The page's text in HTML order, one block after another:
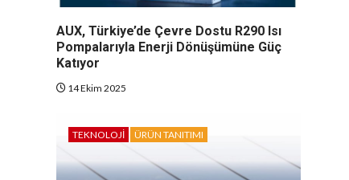
AUX, Türkiye’de Çevre Dostu R290 Isı
Pompalarıyla Enerji Dönüşümüne Güç
Katıyor
14 Ekim 2025
TEKNOLOJI ÜRÜN TANITIMI